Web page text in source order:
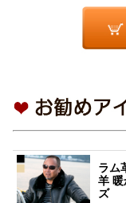
ラム
羊 暖
ズ